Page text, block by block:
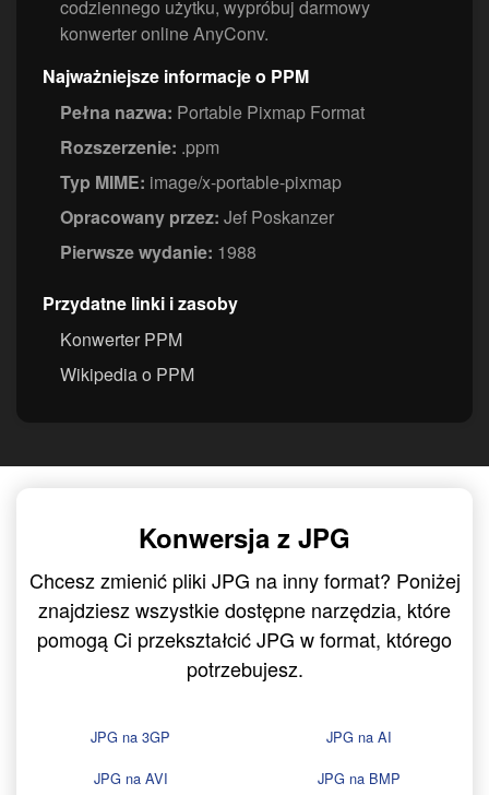
codziennego użytku, wypróbuj darmowy
konwerter online AnyConv.
Najważniejsze informacje o PPM
Pełna nazwa: Portable Pixmap Format
Rozszerzenie: .ppm
Typ MIME: image/x-portable-pixmap
Opracowany przez: Jef Poskanzer
Pierwsze wydanie: 1988
Przydatne linki i zasoby
Konwerter PPM
Wikipedia o PPM
Konwersja z JPG
Chcesz zmienić pliki JPG na inny format? Poniżej
znajdziesz wszystkie dostępne narzędzia, które
pomogą Ci przekształcić JPG w format, którego
potrzebujesz.
JPG na 3GP
JPG na AI
JPG na AVI
JPG na BMP